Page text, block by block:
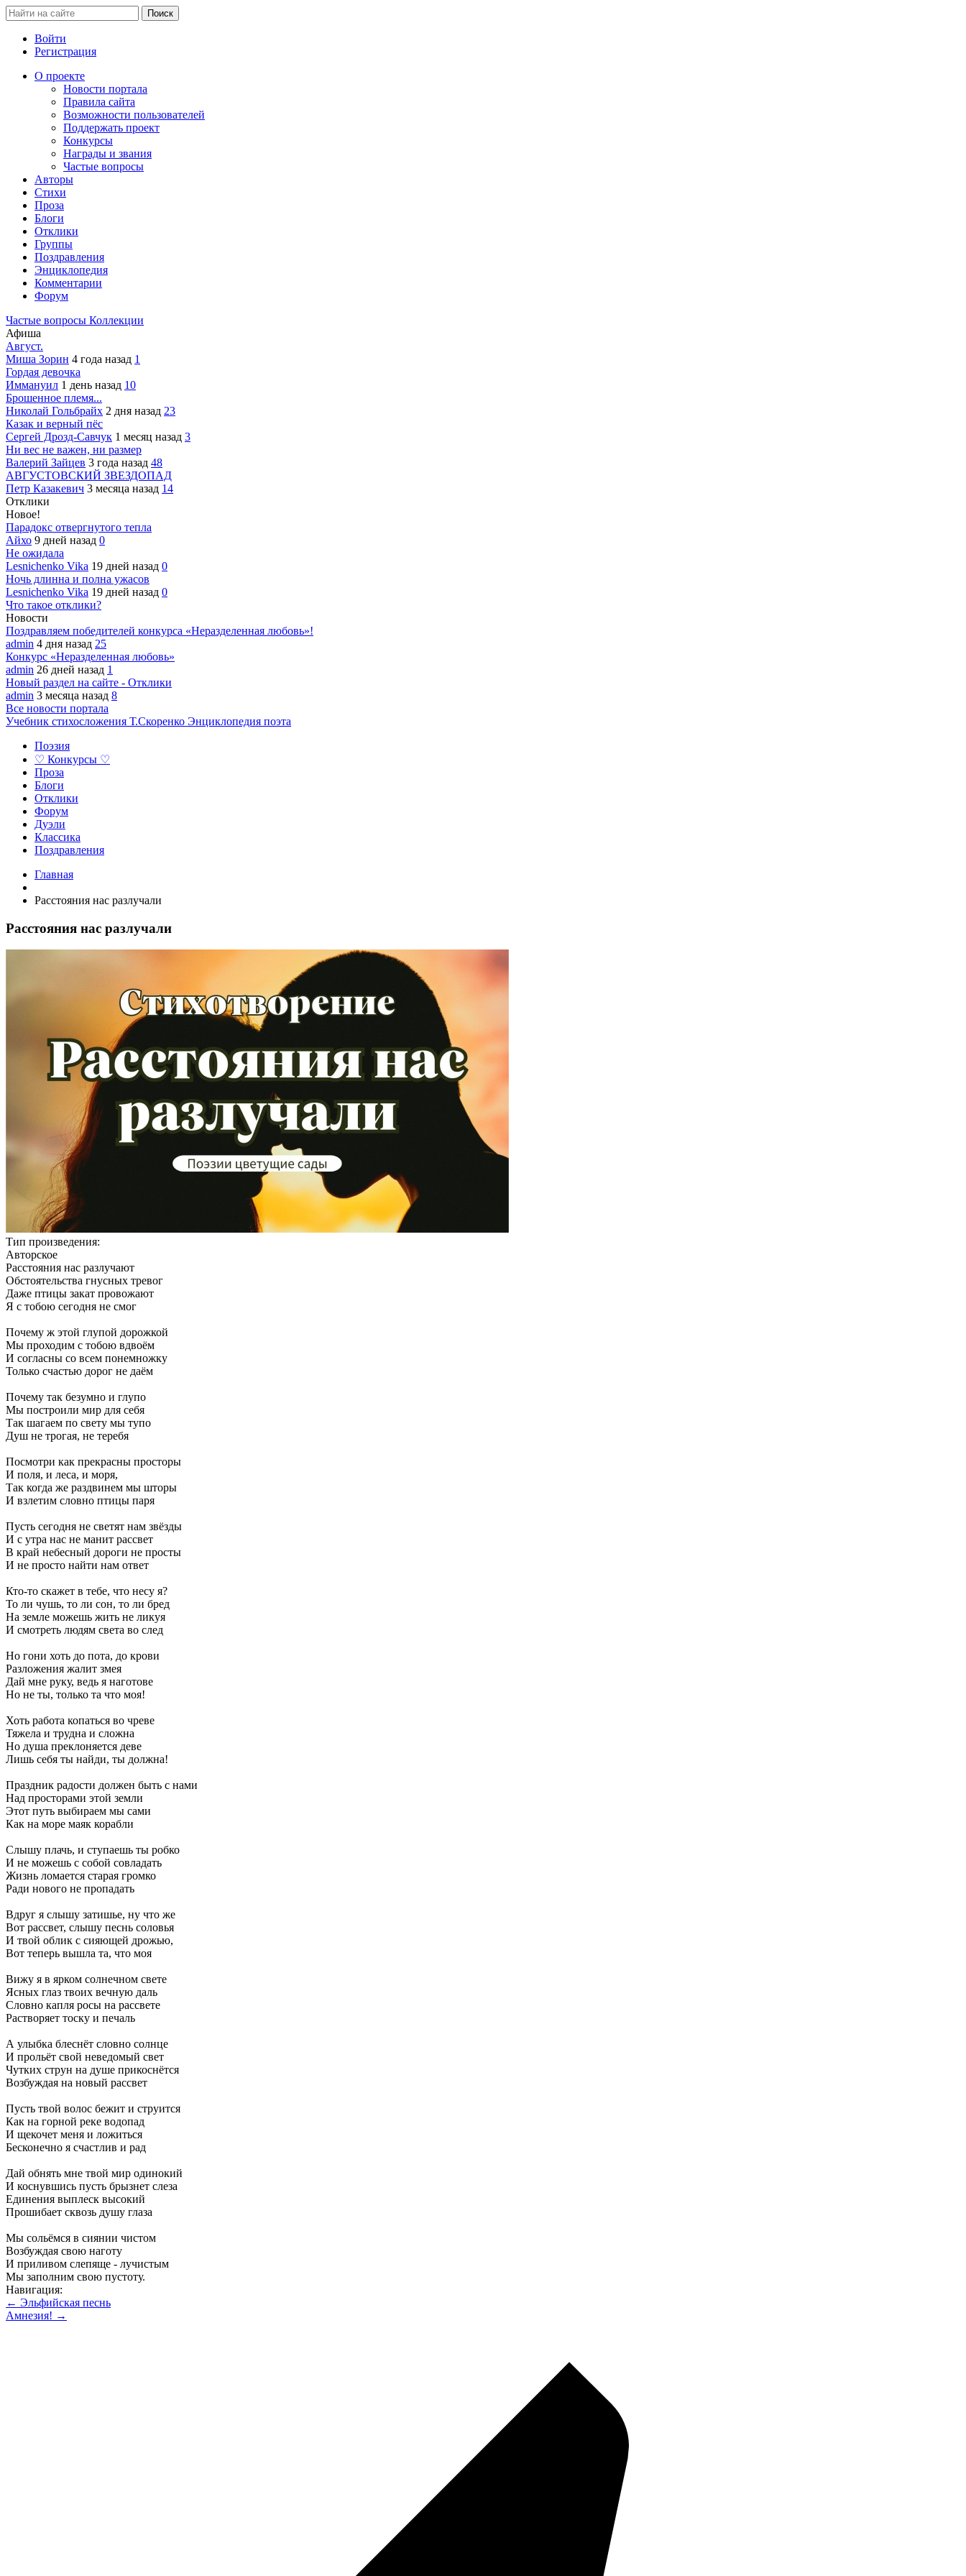
Войти
Регистрация
О проекте
Новости портала
Правила сайта
Возможности пользователей
Поддержать проект
Конкурсы
Награды и звания
Частые вопросы
Авторы
Стихи
Проза
Блоги
Отклики
Группы
Поздравления
Энциклопедия
Комментарии
Форум
Частые вопросы Коллекции
Афиша
Август.
Миша Зорин 4 года назад 1
Гордая девочка
Иммануил 1 день назад 10
Брошенное племя...
Николай Гольбрайх 2 дня назад 23
Казак и верный пёс
Сергей Дрозд-Савчук 1 месяц назад 3
Ни вес не важен, ни размер
Валерий Зайцев 3 года назад 48
АВГУСТОВСКИЙ ЗВЕЗДОПАД
Петр Казакевич 3 месяца назад 14
Отклики
Новое!
Парадокс отвергнутого тепла
Айхо 9 дней назад 0
Не ожидала
Lesnichenko Vika 19 дней назад 0
Ночь длинна и полна ужасов
Lesnichenko Vika 19 дней назад 0
Что такое отклики?
Новости
Поздравляем победителей конкурса «Неразделенная любовь»!
admin 4 дня назад 25
Конкурс «Неразделенная любовь»
admin 26 дней назад 1
Новый раздел на сайте - Отклики
admin 3 месяца назад 8
Все новости портала
Учебник стихосложения Т.Скоренко Энциклопедия поэта
Поэзия
♡ Конкурсы ♡
Проза
Блоги
Отклики
Форум
Дуэли
Классика
Поздравления
Главная
Расстояния нас разлучали
Расстояния нас разлучали
Тип произведения:
Авторское
Расстояния нас разлучают
Обстоятельства гнусных тревог
Даже птицы закат провожают
Я с тобою сегодня не смог
Почему ж этой глупой дорожкой
Мы проходим с тобою вдвоём
И согласны со всем понемножку
Только счастью дорог не даём
Почему так безумно и глупо
Мы построили мир для себя
Так шагаем по свету мы тупо
Душ не трогая, не теребя
Посмотри как прекрасны просторы
И поля, и леса, и моря,
Так когда же раздвинем мы шторы
И взлетим словно птицы паря
Пусть сегодня не светят нам звёзды
И с утра нас не манит рассвет
В край небесный дороги не просты
И не просто найти нам ответ
Кто-то скажет в тебе, что несу я?
То ли чушь, то ли сон, то ли бред
На земле можешь жить не ликуя
И смотреть людям света во след
Но гони хоть до пота, до крови
Разложения жалит змея
Дай мне руку, ведь я наготове
Но не ты, только та что моя!
Хоть работа копаться во чреве
Тяжела и трудна и сложна
Но душа преклоняется деве
Лишь себя ты найди, ты должна!
Праздник радости должен быть с нами
Над просторами этой земли
Этот путь выбираем мы сами
Как на море маяк корабли
Слышу плачь, и ступаешь ты робко
И не можешь с собой совладать
Жизнь ломается старая громко
Ради нового не пропадать
Вдруг я слышу затишье, ну что же
Вот рассвет, слышу песнь соловья
И твой облик с сияющей дрожью,
Вот теперь вышла та, что моя
Вижу я в ярком солнечном свете
Ясных глаз твоих вечную даль
Словно капля росы на рассвете
Растворяет тоску и печаль
А улыбка блеснёт словно солнце
И прольёт свой неведомый свет
Чутких струн на душе прикоснётся
Возбуждая на новый рассвет
Пусть твой волос бежит и струится
Как на горной реке водопад
И щекочет меня и ложиться
Бесконечно я счастлив и рад
Дай обнять мне твой мир одинокий
И коснувшись пусть брызнет слеза
Единения выплеск высокий
Прошибает сквозь душу глаза
Мы сольёмся в сиянии чистом
Возбуждая свою наготу
И приливом слепяще - лучистым
Мы заполним свою пустоту.
Навигация:
← Эльфийская песнь
Амнезия! →